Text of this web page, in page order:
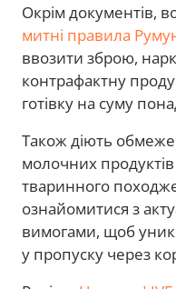
Окрім документів,
митні правила
ввозити зброю,
контрафактну
готівку на суму
Також діють
молочних
тваринного
ознайомитися з
вимогами, щоб
у пропуску через